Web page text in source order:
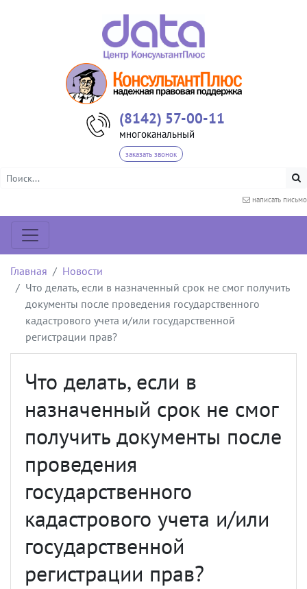
(8142) 57-00-11
многоканальный
заказать звонок
написать письмо
Главная
Новости
Что делать, если в назначенный срок не смог получить
документы после проведения государственного
кадастрового учета и/или государственной
регистрации прав?
Что делать, если в
назначенный срок не смог
получить документы после
проведения
государственного
кадастрового учета и/или
государственной
регистрации прав?